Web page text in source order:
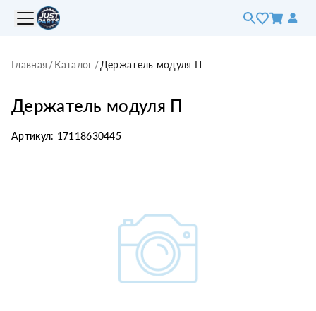
Главная /Каталог /Держатель модуля П
Держатель модуля П
Артикул: 17118630445